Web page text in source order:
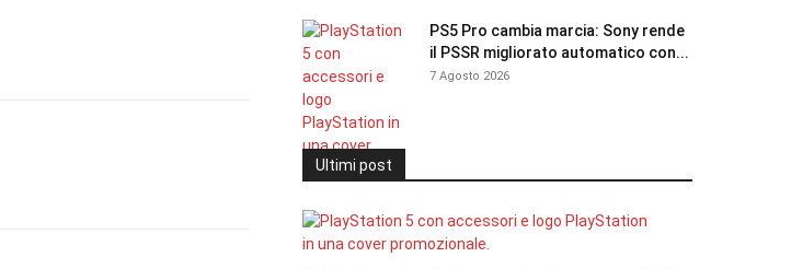
PS5 Pro cambia marcia: Sony rende
il PSSR migliorato automatico con...
7 Agosto 2026
Ultimi post